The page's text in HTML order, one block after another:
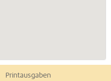
Printausgaben